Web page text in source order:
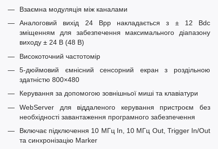
Взаємна модуляція між каналами
Аналоговий вихід 24 Вpp накладається з ± 12 Вdc
зміщенням для забезпечення максимального діапазону
виходу ± 24 В (48 В)
Високоточний частотомір
5-дюймовий ємнісний сенсорний екран з роздільною
здатністю 800×480
Керування за допомогою зовнішньої миші та клавіатури
WebServer для віддаленого керування пристроєм без
необхідності завантаження програмного забезпечення
Включає підключення 10 МГц In, 10 МГц Out, Trigger In/Out
та синхронізацію Marker